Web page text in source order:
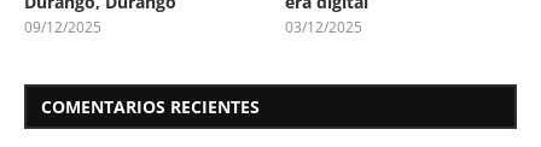
09/12/2025 03/12/2025
COMENTARIOS RECIENTES